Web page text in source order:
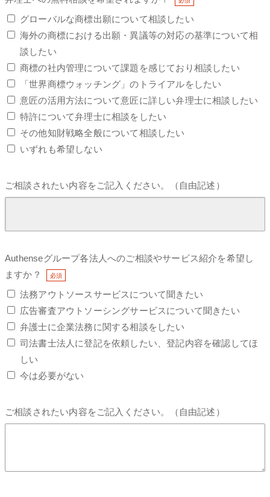
グローバルな商標出願について相談したい
海外の商標における出願・異議等の対応の基準について相
談したい
商標の社内管理について課題を感じており相談したい
「世界商標ウォッチング」のトライアルをしたい
意匠の活用方法について意匠に詳しい弁理士に相談したい
特許について弁理士に相談をしたい
その他知財戦略全般について相談したい
いずれも希望しない
ご相談されたい内容をご記入ください。（自由記述）
Authenseグループ各法人へのご相談やサービス紹介を希望し
ますか？
法務アウトソースサービスについて聞きたい
広告審査アウトソーシングサービスについて聞きたい
弁護士に企業法務に関する相談をしたい
司法書士法人に登記を依頼したい、登記内容を確認してほ
しい
今は必要がない
ご相談されたい内容をご記入ください。（自由記述）